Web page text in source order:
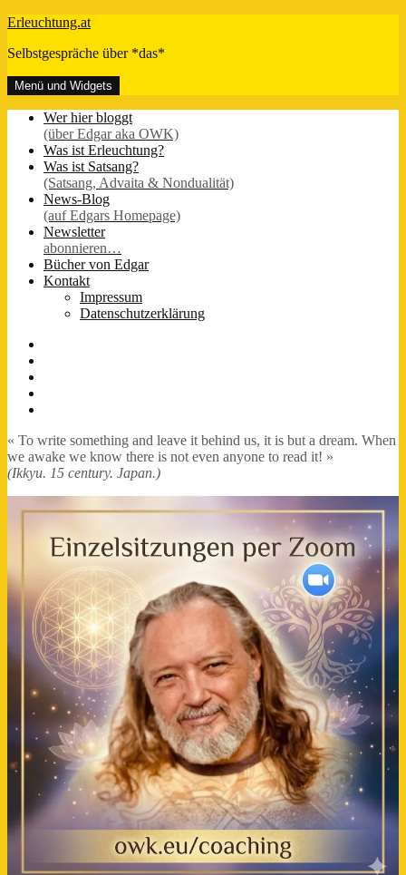
Zum
springen
Erleuchtung.at
Selbstgespräche über *das*
Menü und Widgets
Wer hier bloggt
(über Edgar aka OWK)
Was ist Erleuchtung?
Was ist Satsang?
(Satsang, Advaita & Nondualität)
News-Blog
(auf Edgars Homepage)
Newsletter
abonnieren…
Bücher von Edgar
Kontakt
Impressum
Datenschutzerklärung
« To write something and leave it behind us, it is but a dream. When
we awake we know there is not even anyone to read it! »
(Ikkyu. 15 century. Japan.)